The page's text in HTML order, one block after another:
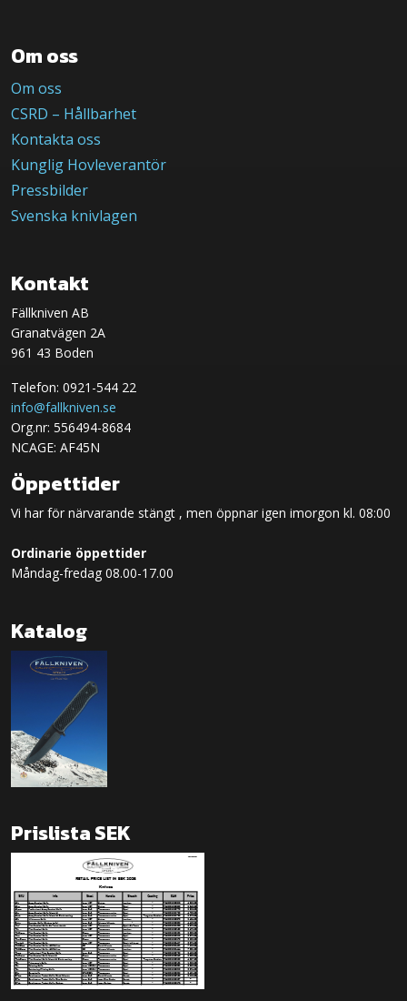
Om oss
Om oss
CSRD – Hållbarhet
Kontakta oss
Kunglig Hovleverantör
Pressbilder
Svenska knivlagen
Kontakt
Fällkniven AB
Granatvägen 2A
961 43 Boden
Telefon: 0921-544 22
info@fallkniven.se
Org.nr: 556494-8684
NCAGE: AF45N
Öppettider
Vi har för närvarande stängt , men öppnar igen imorgon kl. 08:00
Ordinarie öppettider
Måndag-fredag 08.00-17.00
Katalog
Prislista SEK